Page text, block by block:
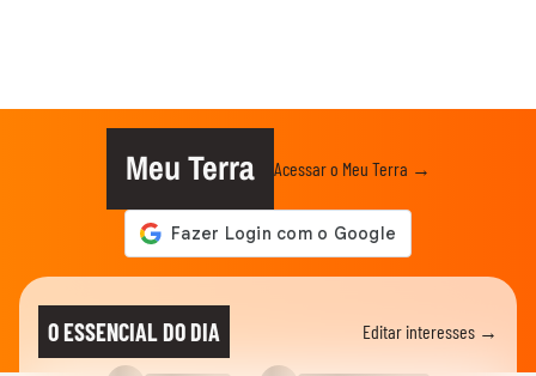
Meu Terra Acessar o Meu Terra →
O ESSENCIAL DO DIA Editar interesses →